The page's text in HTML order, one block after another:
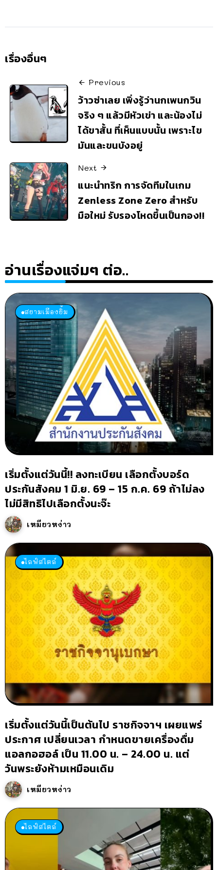
เรื่องอื่นๆ
Previous
ว้าวซ่าเลย เพิ่งรู้ว่านกเพนกวิน
จริง ๆ แล้วมีหัวเข่า และน้องไม่
ได้ขาสั้น ที่เห็นแบบนั้น เพราะไข
มันและขนบังอยู่
Next
แนะนำทริก การจัดทีมในเกม
Zenless Zone Zero สำหรับ
มือใหม่ รับรองโหดขึ้นเป็นกอง!!
อ่านเรื่องแจ่มๆ ต่อ..
สยามเมืองยิ้ม
เริ่มตั้งแต่วันนี้!! ลงทะเบียน เลือกตั้งบอร์ด
ประกันสังคม 1 มิ.ย. 69 – 15 ก.ค. 69 ถ้าไม่ลง
ไม่มีสิทธิไปเลือกตั้งนะจ๊ะ
เหมียวหง่าว
ไลฟ์สไตล์
เริ่มตั้งแต่วันนี้เป็นต้นไป ราชกิจจาฯ เผยแพร่
ประกาศ เปลี่ยนเวลา กำหนดขายเครื่องดื่ม
แอลกอฮอล์ เป็น 11.00 น. – 24.00 น. แต่
วันพระยังห้ามเหมือนเดิม
เหมียวหง่าว
ไลฟ์สไตล์